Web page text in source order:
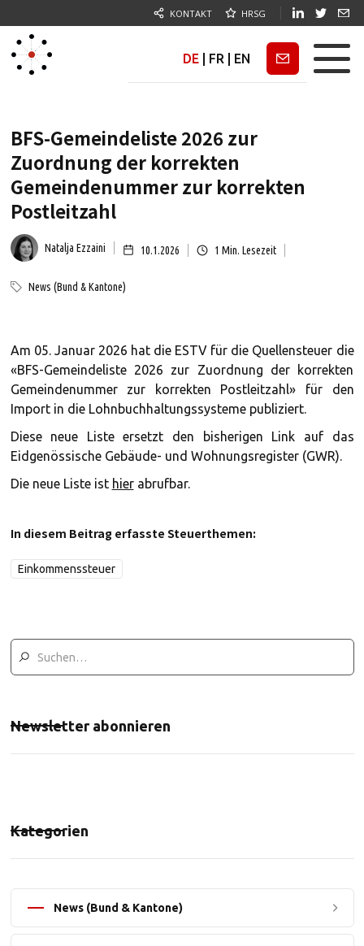
KONTAKT HRSG
DE FR EN Newsletter
BFS-Gemeindeliste 2026 zur
Zuordnung der korrekten
Gemeindenummer zur korrekten
Postleitzahl
Natalja Ezzaini 10.1.2026 1 Min. Lesezeit
News (Bund & Kantone)
Am 05. Januar 2026 hat die ESTV für die Quellensteuer die
«BFS-Gemeindeliste 2026 zur Zuordnung der korrekten
Gemeindenummer zur korrekten Postleitzahl» für den
Import in die Lohnbuchhaltungssysteme publiziert.
Diese neue Liste ersetzt den bisherigen Link auf das
Eidgenössische Gebäude- und Wohnungsregister (GWR).
Die neue Liste ist hierabrufbar.
In diesem Beitrag erfasste Steuerthemen:
Einkommenssteuer
Newsletter abonnieren
Kategorien
News (Bund & Kantone)